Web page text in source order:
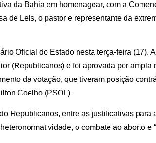
da Bahia em homenagear, com a
de Leis, o pastor e representante da
Oficial do Estado nesta terça-feira (17).
(Republicanos) e foi aprovada por ampla
da votação, que tiveram posição
Coelho (PSOL).
Republicanos, entre as justificativas para
o combate ao aborto e